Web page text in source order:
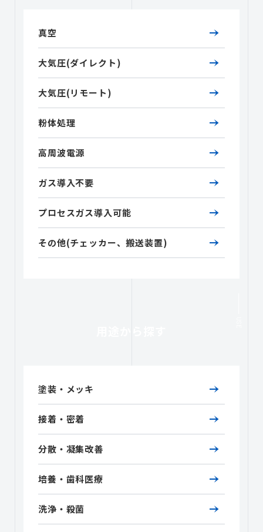
真空
大気圧(ダイレクト)
大気圧(リモート)
粉体処理
高周波電源
ガス導入不要
プロセスガス導入可能
その他(チェッカー、搬送装置)
塗装・メッキ
接着・密着
分散・凝集改善
培養・歯科医療
洗浄・殺菌